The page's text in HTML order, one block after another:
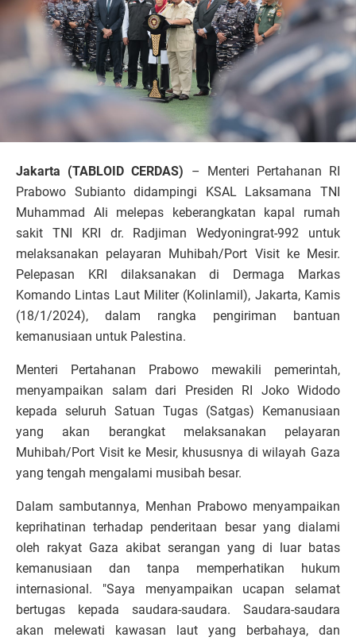
Jakarta (TABLOID CERDAS) – Menteri Pertahanan RI
Prabowo Subianto didampingi KSAL Laksamana TNI
Muhammad Ali melepas keberangkatan kapal rumah
sakit TNI KRI dr. Radjiman Wedyoningrat-992 untuk
melaksanakan pelayaran Muhibah/Port Visit ke Mesir.
Pelepasan KRI dilaksanakan di Dermaga Markas
Komando Lintas Laut Militer (Kolinlamil), Jakarta, Kamis
(18/1/2024), dalam rangka pengiriman bantuan
kemanusiaan untuk Palestina.
Menteri Pertahanan Prabowo mewakili pemerintah,
menyampaikan salam dari Presiden RI Joko Widodo
kepada seluruh Satuan Tugas (Satgas) Kemanusiaan
yang akan berangkat melaksanakan pelayaran
Muhibah/Port Visit ke Mesir, khususnya di wilayah Gaza
yang tengah mengalami musibah besar.
Dalam sambutannya, Menhan Prabowo menyampaikan
keprihatinan terhadap penderitaan besar yang dialami
oleh rakyat Gaza akibat serangan yang di luar batas
kemanusiaan dan tanpa memperhatikan hukum
internasional. "Saya menyampaikan ucapan selamat
bertugas kepada saudara-saudara. Saudara-saudara
akan melewati kawasan laut yang berbahaya, dan